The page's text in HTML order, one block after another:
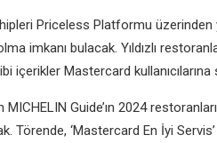
Priceless Platformu üzerinden
imkanı bulacak. Yıldızlı
içerikler Mastercard
Guide’ın 2024
Törende, ‘Mastercard En İyi Servis’